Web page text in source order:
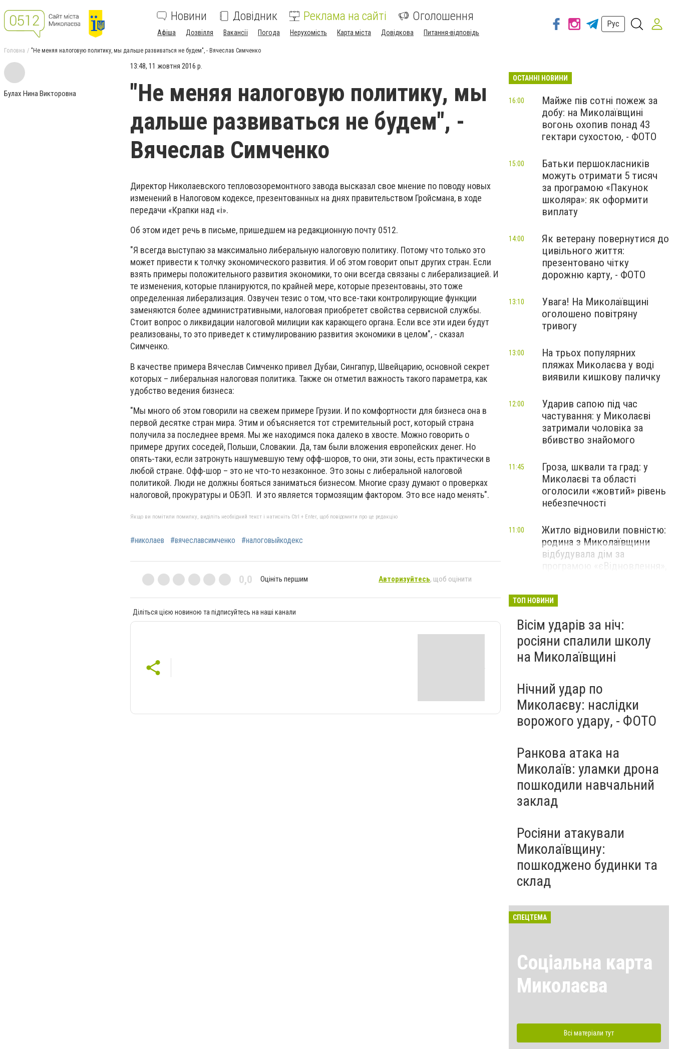
Новини Довідник Реклама на сайті Оголошення
Афіша Дозвілля Вакансії Погода Нерухомість Карта міста Довідкова Питання-відповідь
Рус
Головна "Не меняя налоговую политику, мы дальше развиваться не будем", - Вячеслав Симченко
Булах Нина Викторовна
13:48, 11 жовтня 2016 р.
"Не меняя налоговую политику, мы
дальше развиваться не будем", -
Вячеслав Симченко
Директор Николаевского тепловозоремонтного завода высказал свое мнение по поводу новых
изменений в Налоговом кодексе, презентованных на днях правительством Гройсмана, в ходе
передачи «Крапки над «і».
Об этом идет речь в письме, пришедшем на редакционную почту 0512.
"Я всегда выступаю за максимально либеральную налоговую политику. Потому что только это
может привести к толчку экономического развития. И об этом говорит опыт других стран. Если
взять примеры положительного развития экономики, то они всегда связаны с либерализацией. И
те изменения, которые планируются, по крайней мере, которые презентованы, это тоже
определенная либерализация. Озвучен тезис о том, что все-таки контролирующие функции
заменяются более административными, налоговая приобретет свойства сервисной службы.
Стоит вопрос о ликвидации налоговой милиции как карающего органа. Если все эти идеи будут
реализованы, то это приведет к стимулированию развития экономики в целом", - сказал
Симченко.
В качестве примера Вячеслав Симченко привел Дубаи, Сингапур, Швейцарию, основной секрет
которых – либеральная налоговая политика. Также он отметил важность такого параметра, как
удобство ведения бизнеса:
"Мы много об этом говорили на свежем примере Грузии. И по комфортности для бизнеса она в
первой десятке стран мира. Этим и объясняется тот стремительный рост, который страна
получила за последнее время. Мы же находимся пока далеко в хвосте. Можно говорить о
примере других соседей, Польши, Словакии. Да, там были вложения европейских денег. Но
опять-таки, если затронуть нашумевшую тему офф-шоров, то они, эти зоны, есть практически в
любой стране. Офф-шор – это не что-то незаконное. Это зоны с либеральной налоговой
политикой. Люди не должны бояться заниматься бизнесом. Многие сразу думают о проверках
налоговой, прокуратуры и ОБЭП. И это является тормозящим фактором. Это все надо менять".
Якщо ви помітили помилку, виділіть необхідний текст і натисніть Ctrl + Enter, щоб повідомити про це редакцію
#николаев #вячеславсимченко #налоговыйкодекс
0,0 Оцініть першим Авторизуйтесь, щоб оцінити
Діліться цією новиною та підписуйтесь на наші канали
ОСТАННІ НОВИНИ
Майже пів сотні пожеж за
добу: на Миколаївщині
вогонь охопив понад 43
гектари сухостою, - ФОТО
16:00
Батьки першокласників
можуть отримати 5 тисяч
за програмою «Пакунок
школяра»: як оформити
виплату
15:00
Як ветерану повернутися до
цивільного життя:
презентовано чітку
дорожню карту, - ФОТО
14:00
Увага! На Миколаївщині
оголошено повітряну
тривогу
13:10
На трьох популярних
пляжах Миколаєва у воді
виявили кишкову паличку
13:00
Ударив сапою під час
частування: у Миколаєві
затримали чоловіка за
вбивство знайомого
12:00
Гроза, шквали та град: у
Миколаєві та області
оголосили «жовтий» рівень
небезпечності
11:45
Житло відновили повністю:
родина з Миколаївщини
відбудувала дім за
програмою «єВідновлення»,
11:00
ТОП НОВИНИ
Вісім ударів за ніч:
росіяни спалили школу
на Миколаївщині
Нічний удар по
Миколаєву: наслідки
ворожого удару, - ФОТО
Ранкова атака на
Миколаїв: уламки дрона
пошкодили навчальний
заклад
Росіяни атакували
Миколаївщину:
пошкоджено будинки та
склад
СПЕЦТЕМА
Соціальна карта
Миколаєва
Всі матеріали тут